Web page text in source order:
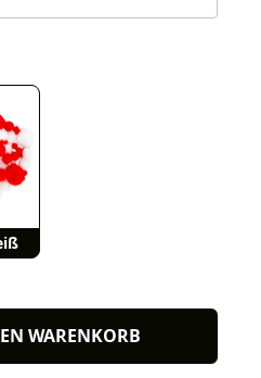
WARENKORB